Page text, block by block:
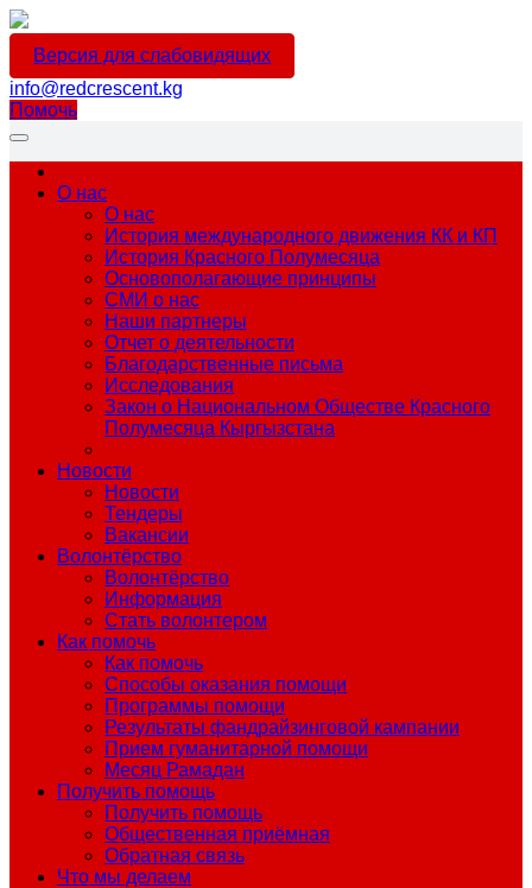
Версия для слабовидящих
info@redcrescent.kg
Помочь
О нас
О нас
История международного движения КК и КП
История Красного Полумесяца
Основополагающие принципы
СМИ о нас
Наши партнеры
Отчет о деятельности
Благодарственные письма
Исследования
Закон о Национальном Обществе Красного
Полумесяца Кыргызстана
Новости
Новости
Тендеры
Вакансии
Волонтёрство
Волонтёрство
Информация
Стать волонтером
Как помочь
Как помочь
Способы оказания помощи
Программы помощи
Результаты фандрайзинговой кампании
Прием гуманитарной помощи
Месяц Рамадан
Получить помощь
Получить помощь
Общественная приёмная
Обратная связь
Что мы делаем